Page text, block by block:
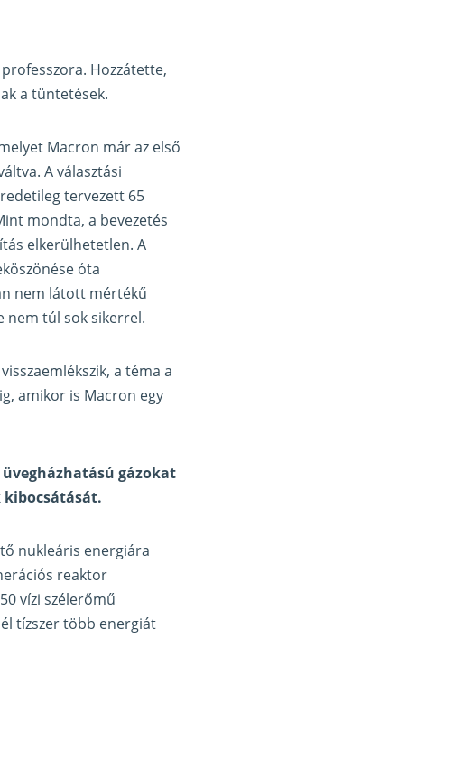
Hozzátette,
a tüntetések.
Macron már az első
A választási
tervezett 65
mondta, a bevezetés
elkerülhetetlen. A
óta
nem látott mértékű
nem túl sok sikerrel.
a téma a
amikor is Macron egy
gázokat
kibocsátását.
nukleáris energiára
reaktor
vízi szélerőmű
tízszer több energiát